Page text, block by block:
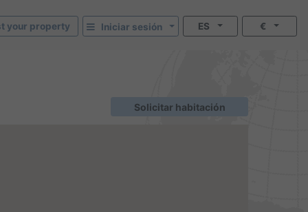
your property Iniciar sesión ES €
Solicitar habitación